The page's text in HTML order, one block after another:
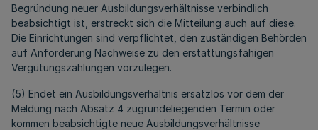
Begründung neuer Ausbildungsverhältnisse verbindlich
beabsichtigt ist, erstreckt sich die Mitteilung auch auf diese.
Die Einrichtungen sind verpflichtet, den zuständigen Behörden
auf Anforderung Nachweise zu den erstattungsfähigen
Vergütungszahlungen vorzulegen.
(5) Endet ein Ausbildungsverhältnis ersatzlos vor dem der
Meldung nach Absatz 4 zugrundeliegenden Termin oder
kommen beabsichtigte neue Ausbildungsverhältnisse